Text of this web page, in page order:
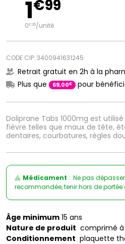
Doliprane Tabs 1000mg est
fièvre telles que maux de tête,
dentaires, courbatures, règles
1€99
0€25/unité
CODE CIP: 3400941631245
Retrait gratuit en 2h à la
Plus que
69,00€ pour
Médicament : Ne pas
recommandée, tenir hors de portée
Âge minimum 15 ans
Nature de produit comprimé
Conditionnement plaquette